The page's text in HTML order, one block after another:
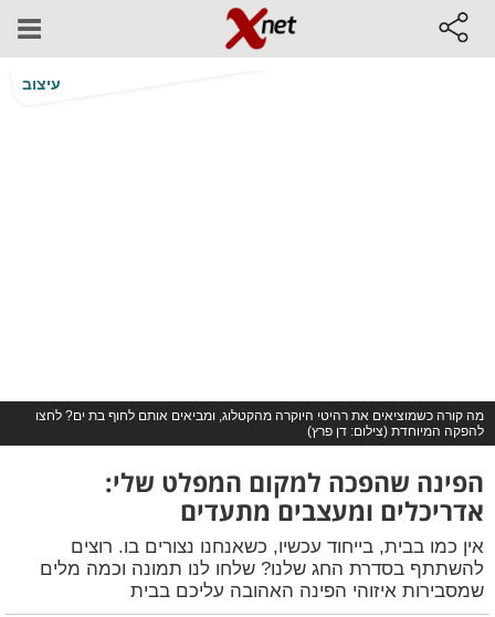
עיצוב
מה קורה כשמוציאים את רהיטי היוקרה מהקטלוג, ומביאים אותם לחוף בת ים? לחצו
להפקה המיוחדת (צילום: דן פרץ)
הפינה שהפכה למקום המפלט שלי:
אדריכלים ומעצבים מתעדים
אין כמו בבית, בייחוד עכשיו, כשאנחנו נצורים בו. רוצים
להשתתף בסדרת החג שלנו? שלחו לנו תמונה וכמה מלים
שמסבירות איזוהי הפינה האהובה עליכם בבית